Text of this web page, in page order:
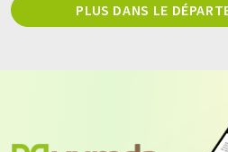
PLUS DANS LE